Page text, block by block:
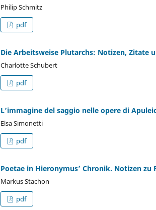
Philip Schmitz
pdf
Die Arbeitsweise Plutarchs: Notizen, Zitate
Charlotte Schubert
pdf
L’immagine del saggio nelle opere di
Elsa Simonetti
pdf
Poetae in Hieronymus’ Chronik. Notizen zu
Markus Stachon
pdf